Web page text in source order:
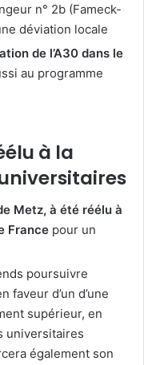
n° 2b (Fameck-
déviation locale
de l’A30 dans le
au programme
à la
Metz, à été réélu à
France pour un
poursuivre
faveur d’un d’une
supérieur, en
universitaires
également son